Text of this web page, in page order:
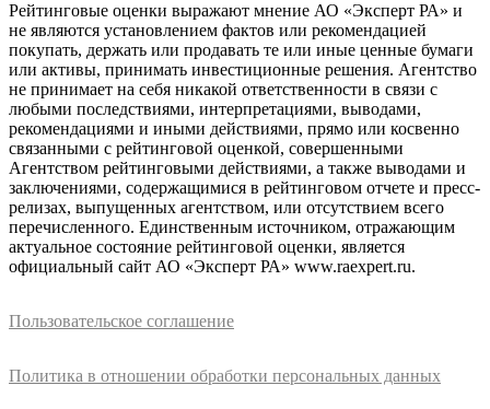
Рейтинговые оценки выражают мнение АО «Эксперт РА» и
не являются установлением фактов или рекомендацией
покупать, держать или продавать те или иные ценные бумаги
или активы, принимать инвестиционные решения. Агентство
не принимает на себя никакой ответственности в связи с
любыми последствиями, интерпретациями, выводами,
рекомендациями и иными действиями, прямо или косвенно
связанными с рейтинговой оценкой, совершенными
Агентством рейтинговыми действиями, а также выводами и
заключениями, содержащимися в рейтинговом отчете и пресс-
релизах, выпущенных агентством, или отсутствием всего
перечисленного. Единственным источником, отражающим
актуальное состояние рейтинговой оценки, является
официальный сайт АО «Эксперт РА» www.raexpert.ru.
Пользовательское соглашение
Политика в отношении обработки персональных данных